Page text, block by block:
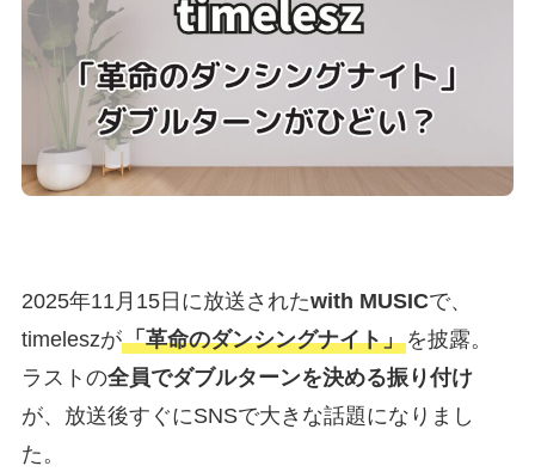
2025年11月15日に放送されたwith MUSICで、
timeleszが「革命のダンシングナイト」を披露。
ラストの全員でダブルターンを決める振り付け
が、放送後すぐにSNSで大きな話題になりまし
た。